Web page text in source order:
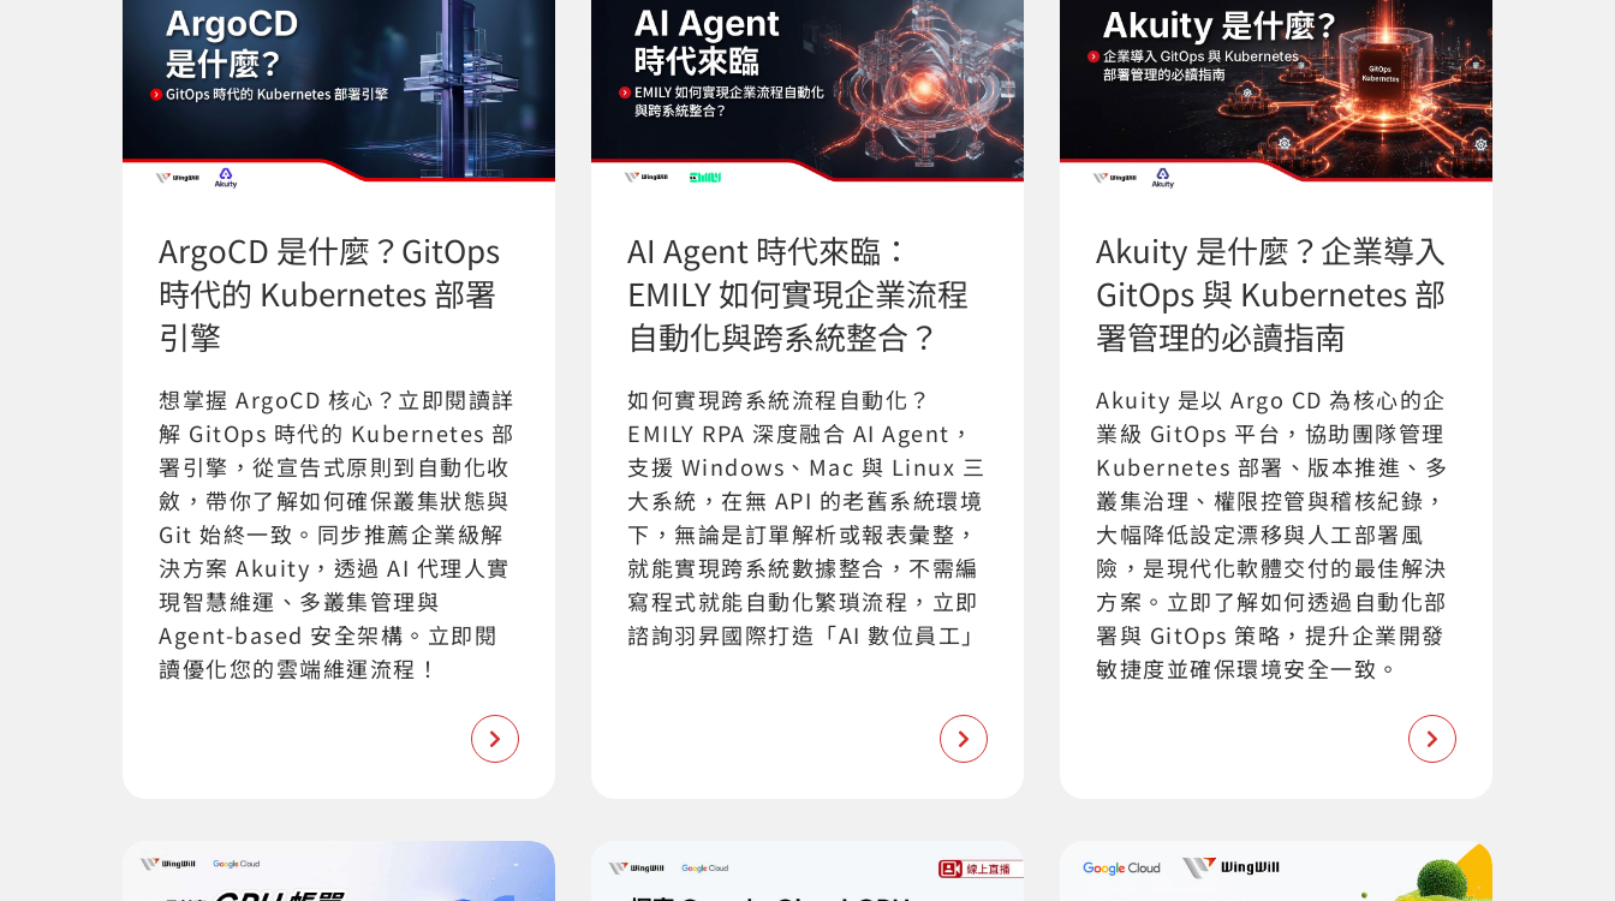
ArgoCD 是什麼？GitOps
時代的 Kubernetes 部署
引擎
想掌握 ArgoCD 核心？立即閱讀詳
解 GitOps 時代的 Kubernetes 部
署引擎，從宣告式原則到自動化收
斂，帶你了解如何確保叢集狀態與
Git 始終一致。同步推薦企業級解
決方案 Akuity，透過 AI 代理人實
現智慧維運、多叢集管理與
Agent-based 安全架構。立即閱
讀優化您的雲端維運流程！
AI Agent 時代來臨：
EMILY 如何實現企業流程
自動化與跨系統整合？
如何實現跨系統流程自動化？
EMILY RPA 深度融合 AI Agent，
支援 Windows、Mac 與 Linux 三
大系統，在無 API 的老舊系統環境
下，無論是訂單解析或報表彙整，
就能實現跨系統數據整合，不需編
寫程式就能自動化繁瑣流程，立即
諮詢羽昇國際打造「AI 數位員工」
Akuity 是什麼？企業導入
GitOps 與 Kubernetes 部
署管理的必讀指南
Akuity 是以 Argo CD 為核心的企
業級 GitOps 平台，協助團隊管理
Kubernetes 部署、版本推進、多
叢集治理、權限控管與稽核紀錄，
大幅降低設定漂移與人工部署風
險，是現代化軟體交付的最佳解決
方案。立即了解如何透過自動化部
署與 GitOps 策略，提升企業開發
敏捷度並確保環境安全一致。